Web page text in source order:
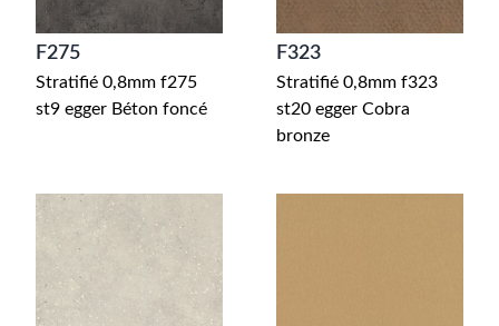
F275
Stratifié 0,8mm f275
st9 egger Béton foncé
F323
Stratifié 0,8mm f323
st20 egger Cobra
bronze